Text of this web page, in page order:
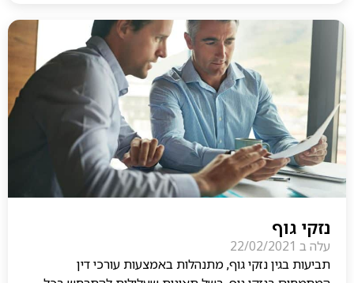
נזקי גוף
עלה ב 22/02/2021
תביעות בגין נזקי גוף, מתנהלות באמצעות עורכי דין